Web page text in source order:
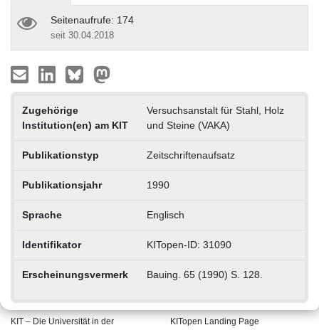
Seitenaufrufe: 174
seit 30.04.2018
Zugehörige
Institution(en) am KIT
Versuchsanstalt für Stahl, Holz
und Steine (VAKA)
Publikationstyp Zeitschriftenaufsatz
Publikationsjahr 1990
Sprache Englisch
Identifikator KITopen-ID: 31090
Erscheinungsvermerk Bauing. 65 (1990) S. 128.
KIT – Die Universität in der KITopen Landing Page